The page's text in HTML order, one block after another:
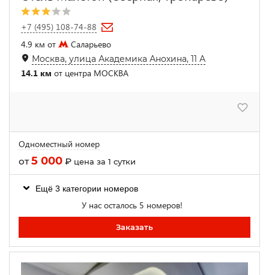
+7 (495) 108-74-88
4.9 км от
Саларьево
Москва, улица Академика Анохина, 11 А
14.1 км от центра МОСКВА
Одноместный номер
от5 000 ₽ цена за 1 сутки
Ещё 3 категории номеров
У нас осталось 5 номеров!
Заказать